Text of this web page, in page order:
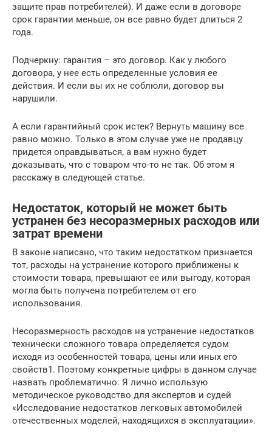
защите прав потребителей). И даже если в договоре
срок гарантии меньше, он все равно будет длиться 2
года.
Подчеркну: гарантия – это договор. Как у любого
договора, у нее есть определенные условия ее
действия. И если вы их не соблюли, договор вы
нарушили.
А если гарантийный срок истек? Вернуть машину все
равно можно. Только в этом случае уже не продавцу
придется оправдываться, а вам нужно будет
доказывать, что с товаром что-то не так. Об этом я
расскажу в следующей статье.
Недостаток, который не может быть
устранен без несоразмерных расходов или
затрат времени
В законе написано, что таким недостатком признается
тот, расходы на устранение которого приближены к
стоимости товара, превышают ее или выгоду, которая
могла быть получена потребителем от его
использования.
Несоразмерность расходов на устранение недостатков
технически сложного товара определяется судом
исходя из особенностей товара, цены или иных его
свойств1. Поэтому конкретные цифры в данном случае
назвать проблематично. Я лично использую
методическое руководство для экспертов и судей
«Исследование недостатков легковых автомобилей
отечественных моделей, находящихся в эксплуатации».